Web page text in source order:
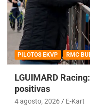
PILOTOS EKVP RMC
LGUIMARD
positivas
4 agosto, 2026 E-Kart